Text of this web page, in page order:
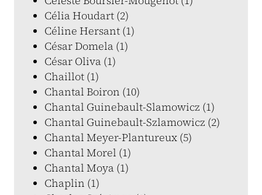
Célia Houdart (2)
Céline Hersant (1)
César Domela (1)
César Oliva (1)
Chaillot (1)
Chantal Boiron (10)
Chantal Guinebault-Slamowicz (1)
Chantal Guinebault-Szlamowicz (2)
Chantal Meyer-Plantureux (5)
Chantal Morel (1)
Chantal Moya (1)
Chaplin (1)